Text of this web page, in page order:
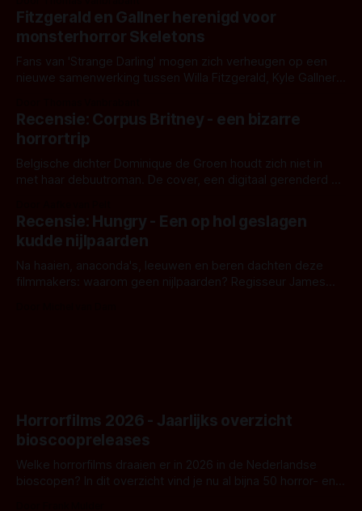
kille stijl vol folklore en mythe. Het topic deze keer is (kon
het het al raden?)... de weerwolf. Kijk je mee?
Fitzgerald en Gallner herenigd voor
monsterhorror Skeletons
Fans van 'Strange Darling' mogen zich verheugen op een
nieuwe samenwerking tussen Willa Fitzgerald, Kyle Gallner
'Skeletons', een nieuwe creature feature waarvoor de
opnames zijn gestart in Australië.
Recensie: Corpus Britney - een bizarre
horrortrip
Belgische dichter Dominique de Groen houdt zich niet in
met haar debuutroman. De cover, een digitaal gerenderd en
achtergrond, belooft iets kleurrijks maar onheilspellends,
iets ongrijpbaars. En dat maakt De Groen met ieder woord
waar.
Recensie: Hungry - Een op hol geslagen
kudde nijlpaarden
Na haaien, anaconda's, leeuwen en beren dachten deze
filmmakers: waarom geen nijlpaarden? Regisseur James
Horrorfilms 2026 - Jaarlijks overzicht
bioscoopreleases
Welke horrorfilms draaien er in 2026 in de Nederlandse
bioscopen? In dit overzicht vind je nu al bijna 50 horror- en